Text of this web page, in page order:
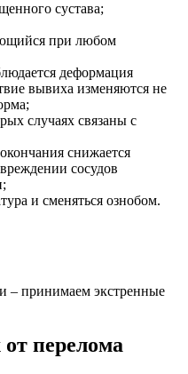
сустава;
при любом
деформация
вывиха изменяются не
случаях связаны с
снижается
сосудов
и сменяться ознобом.
– принимаем экстренные
перелома